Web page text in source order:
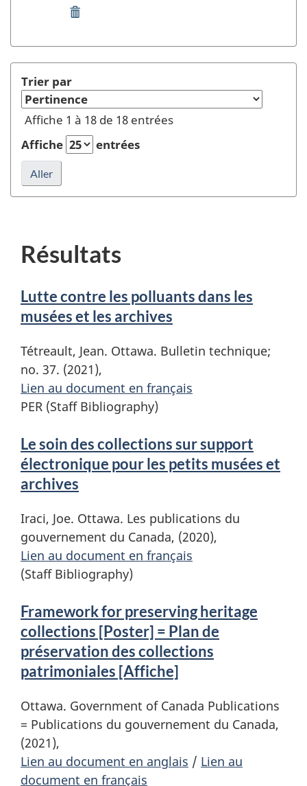
dans
Sujet
=
Français"
Langue
et
rafraîchir
la
recherche
Trier par
Affiche 1 à 18 de 18 entrées
Affiche
entrées
Résultats
Lutte contre les polluants dans les
musées et les archives
Tétreault, Jean. Ottawa. Bulletin technique;
no. 37. (2021),
Lien au document en français
PER (Staff Bibliography)
Le soin des collections sur support
électronique pour les petits musées et
archives
Iraci, Joe. Ottawa. Les publications du
gouvernement du Canada, (2020),
Lien au document en français
(Staff Bibliography)
Framework for preserving heritage
collections [Poster] = Plan de
préservation des collections
patrimoniales [Affiche]
Ottawa. Government of Canada Publications
= Publications du gouvernement du Canada,
(2021),
Lien au document en anglais / Lien au
document en français